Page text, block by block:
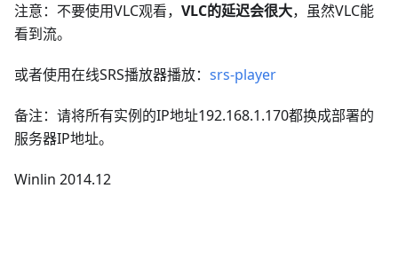
注意：不要使用VLC观看， VLC的延迟会很大，虽然VLC能
看到流。
或者使用在线SRS播放器播放： srs-player
备注：请将所有实例的IP地址192.168.1.170都换成部署的
服务器IP地址。
Winlin 2014.12